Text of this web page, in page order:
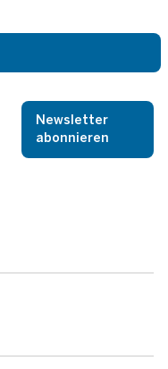
Newsletter
abonnieren